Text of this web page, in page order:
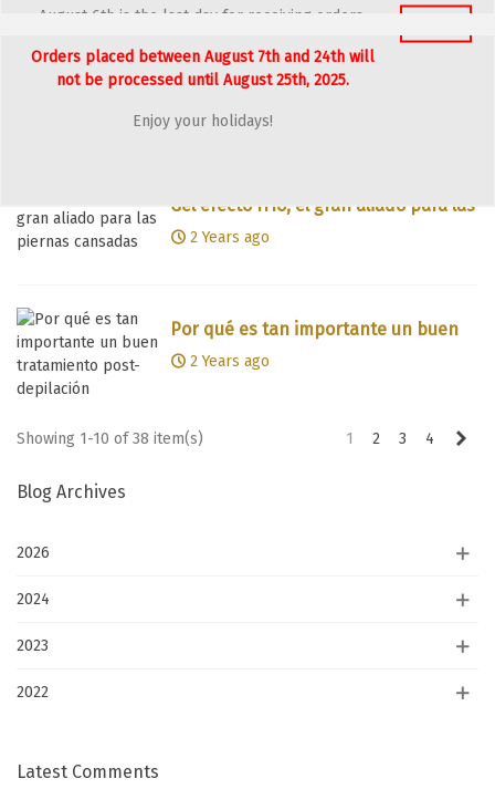
Blog Archives
2026
2024
2023
2022
Latest Comments
Tips sobre cómo cuidar la piel
2 Years ago
Gel efecto frío, el gran aliado para las
piernas cansadas
2 Years ago
Por qué es tan importante un buen
tratamiento post-depilación
2 Years ago
Showing 1-10 of 38 item(s) 1 2 3 4
August 6th is the last day for receiving orders.
Orders placed between August 7th and 24th will
not be processed until August 25th, 2025.
Enjoy your holidays!